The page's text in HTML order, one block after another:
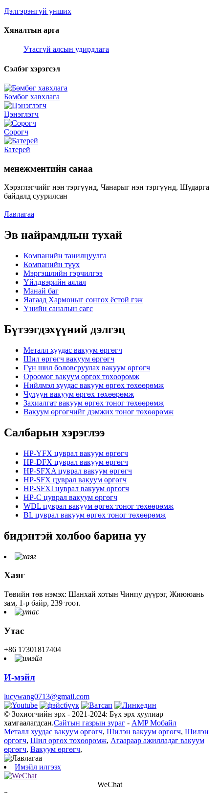
Дэлгэрэнгүй унших
Хяналтын арга
Утасгүй алсын удирдлага
Сэлбэг хэрэгсэл
Бөмбөг хавхлага
Цэнэглэгч
Сорогч
Батерей
менежментийн санаа
Хэрэглэгчийг нэн тэргүүнд, Чанарыг нэн тэргүүнд, Шударга
байдалд суурилсан
Лавлагаа
Эв найрамдлын тухай
Компанийн танилцуулга
Компанийн түүх
Мэргэшлийн гэрчилгээ
Үйлдвэрийн аялал
Манай баг
Яагаад Хармоныг сонгох ёстой гэж
Үнийн саналын сагс
Бүтээгдэхүүний дэлгэц
Металл хуудас вакуум өргөгч
Шил өргөгч вакуум өргөгч
Гүн шил боловсруулах вакуум өргөгч
Ороомог вакуум өргөх төхөөрөмж
Нийлмэл хуудас вакуум өргөх төхөөрөмж
Чулуун вакуум өргөх төхөөрөмж
Захиалгат вакуум өргөх тоног төхөөрөмж
Вакуум өргөгчийг дэмжих тоног төхөөрөмж
Салбарын хэрэглээ
HP-YFX цуврал вакуум өргөгч
HP-DFX цуврал вакуум өргөгч
HP-SFXA цуврал вакуум өргөгч
HP-SFX цуврал вакуум өргөгч
HP-SFXI цуврал вакуум өргөгч
HP-C цуврал вакуум өргөгч
WDL цуврал вакуум өргөх тоног төхөөрөмж
BL цуврал вакуум өргөх тоног төхөөрөмж
бидэнтэй холбоо барина уу
Хаяг
Төвийн төв нэмэх: Шанхай хотын Чинпу дүүрэг, Жиююань
зам, 1-р байр, 239 тоот.
Утас
+86 17301817404
И-мэйл
lucywang0713@gmail.com
© Зохиогчийн эрх - 2021-2024: Бүх эрх хуулиар
хамгаалагдсан.Сайтын газрын зураг - AMP Мобайл
Металл хуудас вакуум өргөгч, Шилэн вакуум өргөгч, Шилэн
өргөгч, Шил өргөх төхөөрөмж, Агаараар ажилладаг вакуум
өргөгч, Вакуум өргөгч,
Имэйл илгээх
WeChat